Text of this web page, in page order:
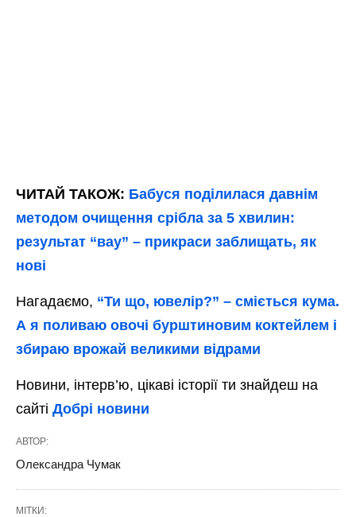
ЧИТАЙ ТАКОЖ: Бабуся поділилася давнім
методом очищення срібла за 5 хвилин:
результат “вау” – прикраси заблищать, як
нові
Нагадаємо, “Ти що, ювелір?” – сміється кума.
А я поливаю овочі бурштиновим коктейлем і
збираю врожай великими відрами
Новини, інтерв’ю, цікаві історії ти знайдеш на
сайті Добрі новини
АВТОР:
Олександра Чумак
МІТКИ: